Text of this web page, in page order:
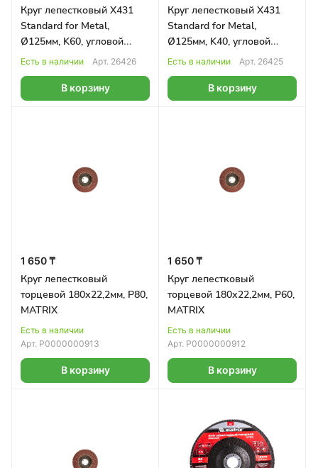
Круг лепестковый X431
Standard for Metal,
Ø125мм, K60, угловой
BOSCH
Есть в наличии Арт. 26426
В корзину
Круг лепестковый X431
Standard for Metal,
Ø125мм, K40, угловой
BOSCH
Есть в наличии Арт. 26425
В корзину
1 650 ₸
Круг лепестковый
торцевой 180х22,2мм, Р80,
MATRIX
Есть в наличии
Арт. Р0000000913
В корзину
1 650 ₸
Круг лепестковый
торцевой 180х22,2мм, Р60,
MATRIX
Есть в наличии
Арт. Р0000000912
В корзину